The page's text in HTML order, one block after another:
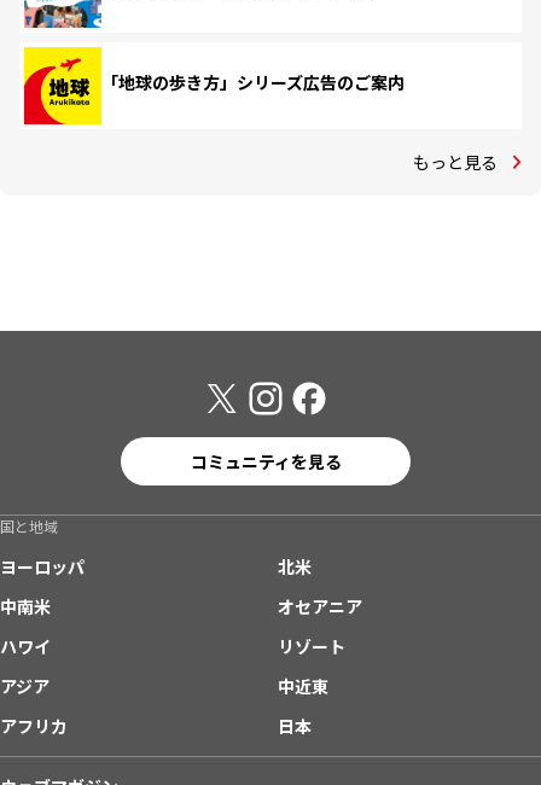
「地球の歩き方」シリーズ広告のご案内
もっと見る
コミュニティを見る
国と地域
ヨーロッパ
北米
中南米
オセアニア
ハワイ
リゾート
アジア
中近東
アフリカ
日本